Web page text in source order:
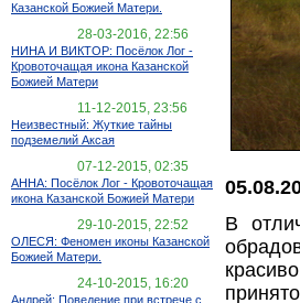
Казанской Божией Матери.
28-03-2016, 22:56
НИНА И ВИКТОР: Посёлок Лог -
Кровоточащая икона Казанской
Божией Матери
11-12-2015, 23:56
Неизвестный: Жуткие тайны
подземелий Аксая
07-12-2015, 02:35
АННА: Посёлок Лог - Кровоточащая
икона Казанской Божией Матери
29-10-2015, 22:52
ОЛЕСЯ: Феномен иконы Казанской
Божией Матери.
24-10-2015, 16:20
Андрей: Поведение при встрече с
В